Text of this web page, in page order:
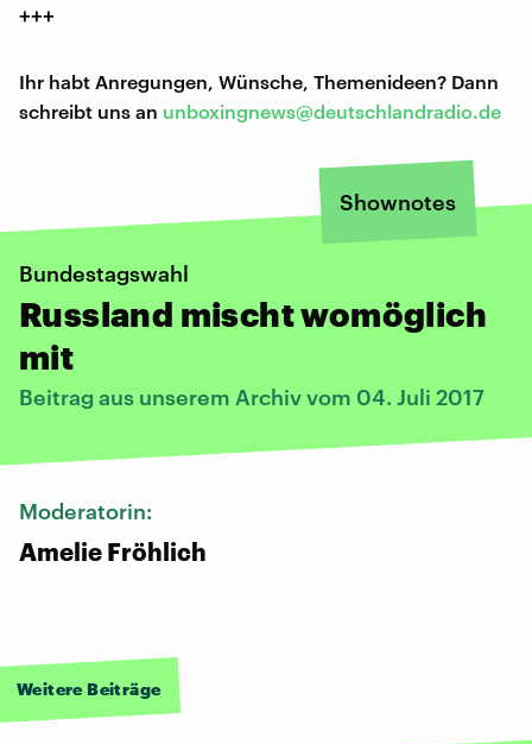
+++
Ihr habt Anregungen, Wünsche, Themenideen? Dann
schreibt uns an unboxingnews@deutschlandradio.de
Shownotes
Bundestagswahl
Russland mischt womöglich
mit
Beitrag aus unserem Archiv vom 04. Juli 2017
Moderatorin:
Amelie Fröhlich
Weitere Beiträge